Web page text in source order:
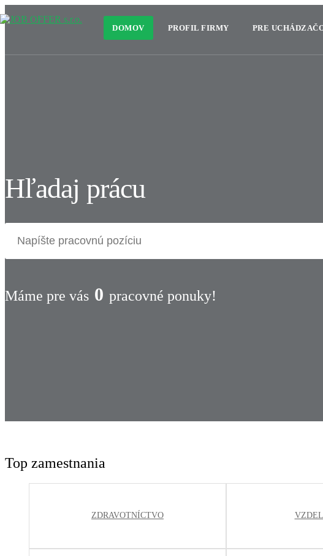
DOMOV PROFIL FIRMY PRE
Hľadaj prácu
Máme pre vás 0 pracovné ponuky!
Top zamestnania
ZDRAVOTNÍCTVO